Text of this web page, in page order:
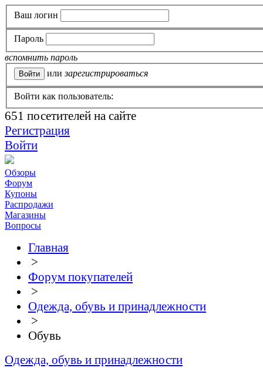
Ваш логин
Пароль
вспомнить пароль
или зарегистрироваться
Войти как пользователь:
651 посетителей на сайте
Регистрация
Войти
Обзоры
Форум
Купоны
Распродажи
Магазины
Вопросы
Главная
>
Форум покупателей
>
Одежда, обувь и принадлежности
>
Обувь
Одежда, обувь и принадлежности